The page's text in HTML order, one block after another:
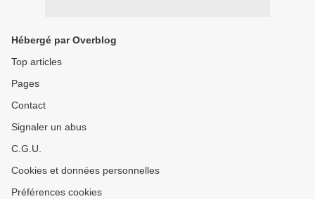
Hébergé par Overblog
Top articles
Pages
Contact
Signaler un abus
C.G.U.
Cookies et données personnelles
Préférences cookies